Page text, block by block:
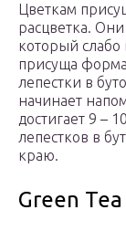
Цветкам
расцветка.
который
присуща
лепестки в
начинает
достигает 9 –
лепестков в
краю.
Green Tea